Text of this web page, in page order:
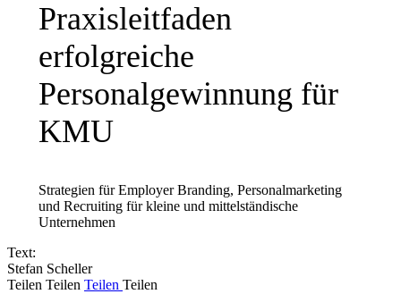
Praxisleitfaden
erfolgreiche
Personalgewinnung für
KMU
Strategien für Employer Branding, Personalmarketing
und Recruiting für kleine und mittelständische
Unternehmen
Text:
Stefan Scheller
Teilen Teilen Teilen Teilen